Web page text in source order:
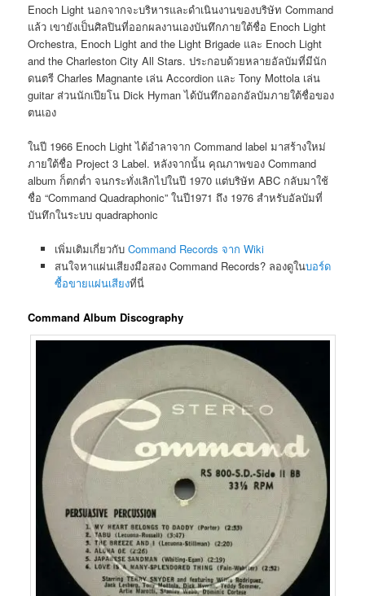
Enoch Light นอกจากจะบริหารและดำเนินงานของบริษัท Command
แล้ว เขายังเป็นศิลปินที่ออกผลงานเองบันทึกภายใต้ชื่อ Enoch Light
Orchestra, Enoch Light and the Light Brigade และ Enoch Light
and the Charleston City All Stars. ประกอบด้วยหลายอัลบัมที่มีนัก
ดนตรี Charles Magnante เล่น Accordion และ Tony Mottola เล่น
guitar ส่วนนักเปียโน Dick Hyman ได้บันทึกออกอัลบัมภายใต้ชื่อของ
ตนเอง
ในปี 1966 Enoch Light ได้อำลาจาก Command label มาสร้างใหม่
ภายใต้ชื่อ Project 3 Label. หลังจากนั้น คุณภาพของ Command
album ก็ตกต่ำ จนกระทั่งเลิกไปในปี 1970 แต่บริษัท ABC กลับมาใช้
ชื่อ “Command Quadraphonic” ในปี1971 ถึง 1976 สำหรับอัลบัมที่
บันทึกในระบบ quadraphonic
เพิ่มเติมเกี่ยวกับ Command Records จาก Wiki
สนใจหาแผ่นเสียงมือสอง Command Records? ลองดูในบอร์ด
ซื้อขายแผ่นเสียงที่นี่
Command Album Discography